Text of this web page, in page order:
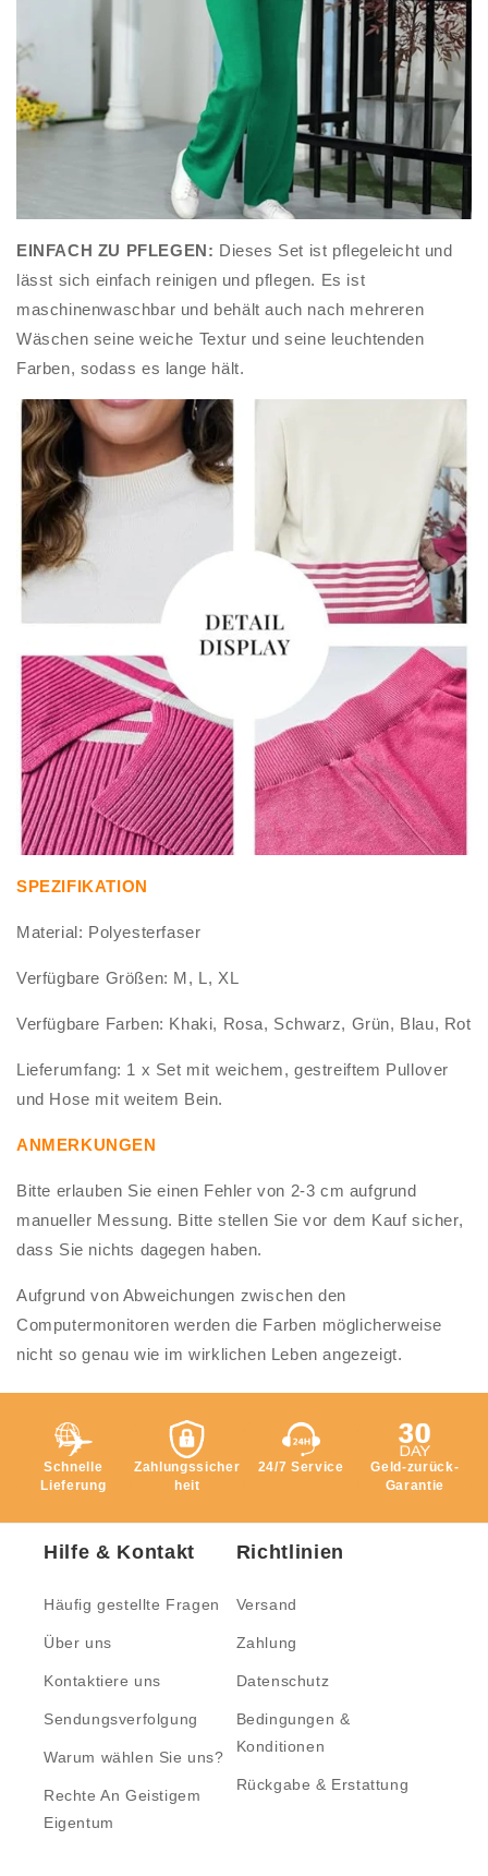
EINFACH ZU PFLEGEN: Dieses Set ist pflegeleicht und
lässt sich einfach reinigen und pflegen. Es ist
maschinenwaschbar und behält auch nach mehreren
Wäschen seine weiche Textur und seine leuchtenden
Farben, sodass es lange hält.
SPEZIFIKATION
Material: Polyesterfaser
Verfügbare Größen: M, L, XL
Verfügbare Farben: Khaki, Rosa, Schwarz, Grün, Blau, Rot
Lieferumfang: 1 x Set mit weichem, gestreiftem Pullover
und Hose mit weitem Bein.
ANMERKUNGEN
Bitte erlauben Sie einen Fehler von 2-3 cm aufgrund
manueller Messung. Bitte stellen Sie vor dem Kauf sicher,
dass Sie nichts dagegen haben.
Aufgrund von Abweichungen zwischen den
Computermonitoren werden die Farben möglicherweise
nicht so genau wie im wirklichen Leben angezeigt.
Schnelle
Lieferung
Zahlungssicher
heit
24/7 Service
Geld-zurück-
Garantie
Hilfe & Kontakt
Häufig gestellte Fragen
Über uns
Kontaktiere uns
Sendungsverfolgung
Warum wählen Sie uns?
Rechte An Geistigem
Eigentum
Richtlinien
Versand
Zahlung
Datenschutz
Bedingungen &
Konditionen
Rückgabe & Erstattung